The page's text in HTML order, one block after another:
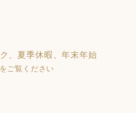
、夏季休暇、年末年始
をご覧ください